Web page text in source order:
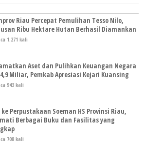
Riau Percepat Pemulihan Tesso Nilo,
Ribu Hektare Hutan Berhasil Diamankan
1.271 kali
Aset dan Pulihkan Keuangan Negara
Miliar, Pemkab Apresiasi Kejari Kuansing
943 kali
ke Perpustakaan Soeman HS Provinsi Riau,
Berbagai Buku dan Fasilitas yang
708 kali